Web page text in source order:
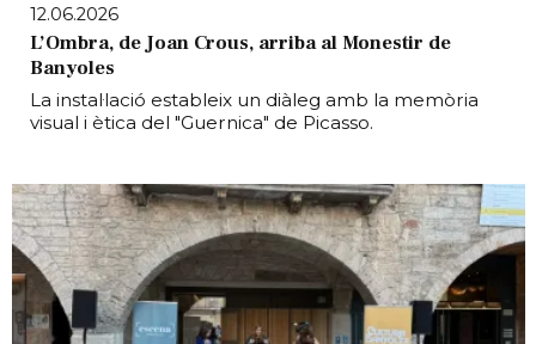
12.06.2026
L’Ombra, de Joan Crous, arriba al Monestir de
Banyoles
La instal·lació estableix un diàleg amb la memòria
visual i ètica del "Guernica" de Picasso.